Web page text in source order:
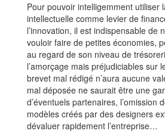
Pour pouvoir intelligemment utiliser
intellectuelle comme levier de
l’innovation, il est indispensable de
vouloir faire de petites économies,
au regard de son niveau de
l’amorçage mais préjudiciables sur
brevet mal rédigé n’aura aucune
mal déposée ne saurait être une
d’éventuels partenaires, l’omission
modèles créés par des designers
dévaluer rapidement l’entreprise…